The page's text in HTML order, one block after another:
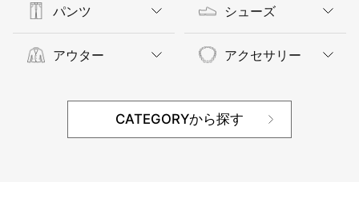
パンツ
アウター
シューズ
アクセサリー
CATEGORYから探す